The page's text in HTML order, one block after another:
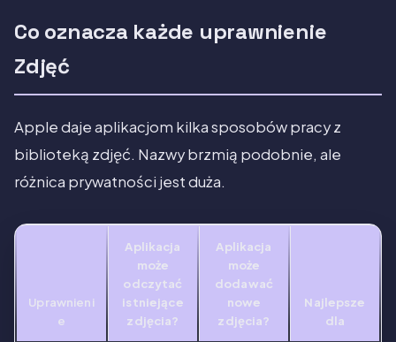
Co oznacza każde uprawnienie
Zdjęć
Apple daje aplikacjom kilka sposobów pracy z
biblioteką zdjęć. Nazwy brzmią podobnie, ale
różnica prywatności jest duża.
Uprawnieni
e
Aplikacja
może
odczytać
istniejące
zdjęcia?
Aplikacja
może
dodawać
nowe
zdjęcia?
Najlepsze
dla